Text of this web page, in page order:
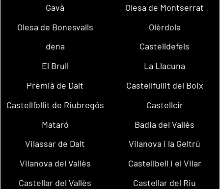
Gavà
Olesa de Montserrat
Olesa de Bonesvalls
Olèrdola
dena
Castelldefels
El Brull
La Llacuna
Premià de Dalt
Castellfullit del Boix
Castellfollit de Riubregós
Castellcir
Mataró
Badia del Vallès
Vilassar de Dalt
Vilanova i la Geltrú
Vilanova del Vallès
Castellbell i el Vilar
Castellar del Vallès
Castellar del Riu